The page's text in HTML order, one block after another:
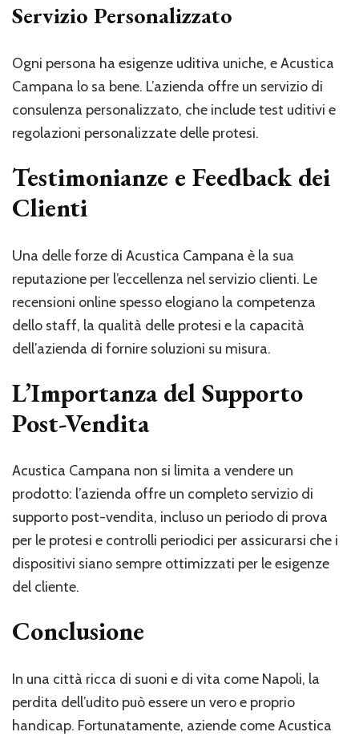
Servizio Personalizzato
Ogni persona ha esigenze uditiva uniche, e Acustica
Campana lo sa bene. L’azienda offre un servizio di
consulenza personalizzato, che include test uditivi e
regolazioni personalizzate delle protesi.
Testimonianze e Feedback dei
Clienti
Una delle forze di Acustica Campana è la sua
reputazione per l’eccellenza nel servizio clienti. Le
recensioni online spesso elogiano la competenza
dello staff, la qualità delle protesi e la capacità
dell’azienda di fornire soluzioni su misura.
L’Importanza del Supporto
Post-Vendita
Acustica Campana non si limita a vendere un
prodotto: l’azienda offre un completo servizio di
supporto post-vendita, incluso un periodo di prova
per le protesi e controlli periodici per assicurarsi che i
dispositivi siano sempre ottimizzati per le esigenze
del cliente.
Conclusione
In una città ricca di suoni e di vita come Napoli, la
perdita dell’udito può essere un vero e proprio
handicap. Fortunatamente, aziende come Acustica